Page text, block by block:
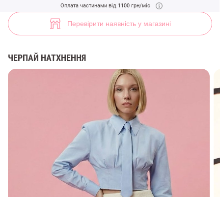
Оплата частинами від 1100 грн/міс
Перевірити наявність у магазині
ЧЕРПАЙ НАТХНЕННЯ
Блакитна бавовняна кроп-сорочка з краваткою (арт. 48483) ♡